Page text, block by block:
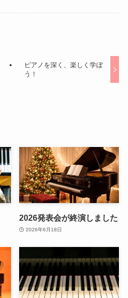
ピアノを深く、楽しく学ぼ
う！
2026発表会が終演しました
2026年6月18日